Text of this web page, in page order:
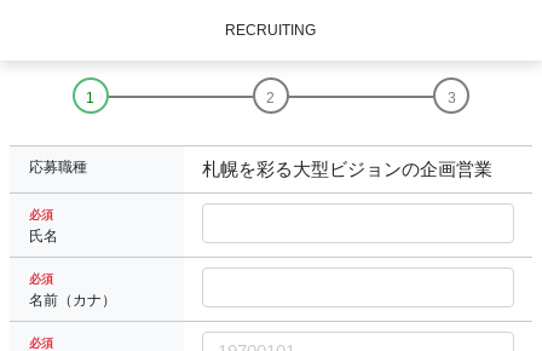
RECRUITING
応募職種 札幌を彩る大型ビジョンの企画営業
必須
氏名
必須
名前（カナ）
必須